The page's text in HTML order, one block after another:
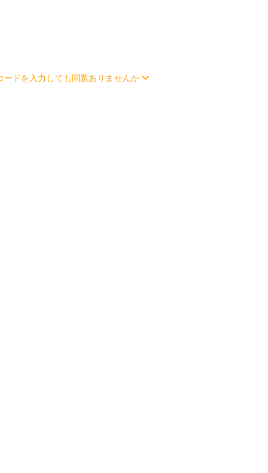
ドを入力しても問題ありませんか